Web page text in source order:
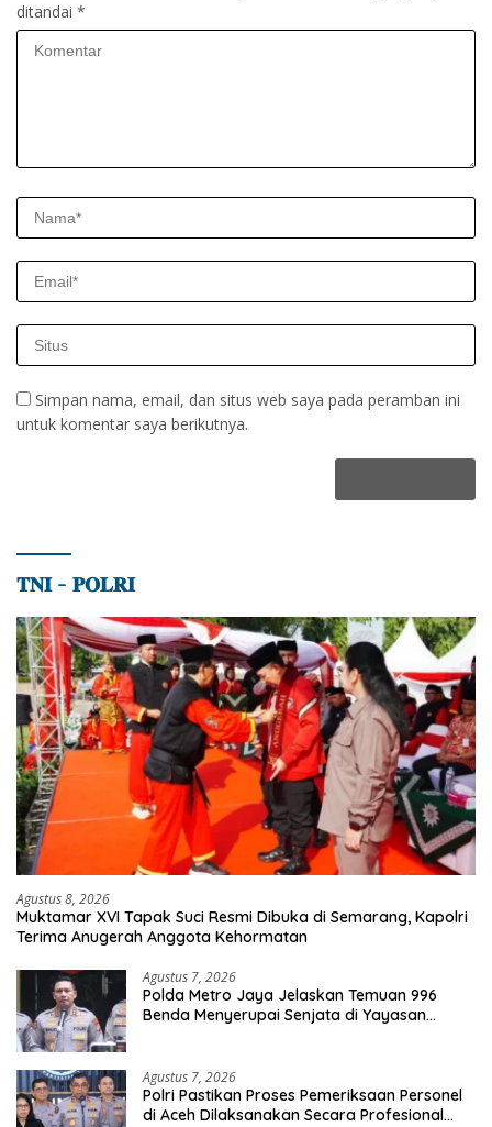
ditandai *
Simpan nama, email, dan situs web saya pada peramban ini
untuk komentar saya berikutnya.
𝐓𝐍𝐈 – 𝐏𝐎𝐋𝐑𝐈
Agustus 8, 2026
Muktamar XVI Tapak Suci Resmi Dibuka di Semarang, Kapolri
Terima Anugerah Anggota Kehormatan
Agustus 7, 2026
Polda Metro Jaya Jelaskan Temuan 996
Benda Menyerupai Senjata di Yayasan
Agustus 7, 2026
Polri Pastikan Proses Pemeriksaan Personel
di Aceh Dilaksanakan Secara Profesional